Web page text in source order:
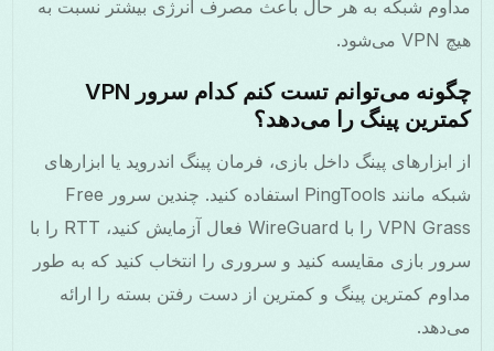
مداوم شبکه به هر حال باعث مصرف انرژی بیشتر نسبت به
هیچ VPN می‌شود.
چگونه می‌توانم تست کنم کدام سرور VPN
کمترین پینگ را می‌دهد؟
از ابزارهای پینگ داخل بازی، فرمان پینگ اندروید یا ابزارهای
شبکه مانند PingTools استفاده کنید. چندین سرور Free
VPN Grass را با WireGuard فعال آزمایش کنید، RTT را با
سرور بازی مقایسه کنید و سروری را انتخاب کنید که به طور
مداوم کمترین پینگ و کمترین از دست رفتن بسته را ارائه
می‌دهد.